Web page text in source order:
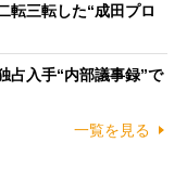
転三転した“成田プロ
占入手“内部議事録”で
一覧を見る